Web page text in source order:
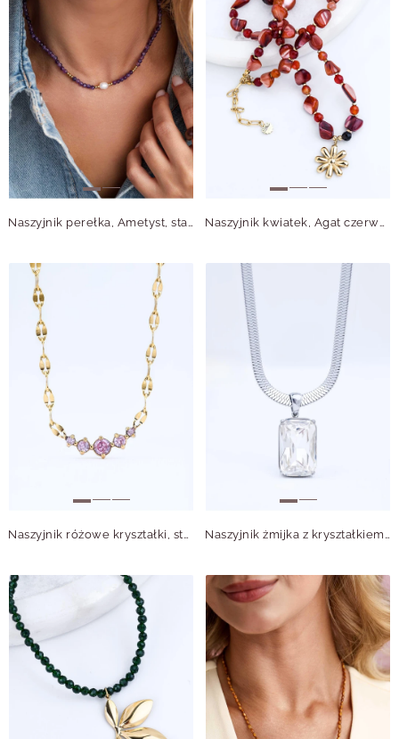
Naszyjnik perełka, Ametyst, stal pozłacana S316182Z00 Naszyjnik kwiatek, Agat czerwony, Muszla, stal pozłacana S315037Z00
Naszyjnik różowe kryształki, stal pozłacana S315621Z06 Naszyjnik żmijka z kryształkiem, stal S315479S00